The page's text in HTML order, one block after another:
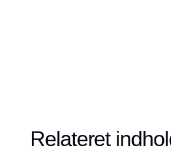
Relateret